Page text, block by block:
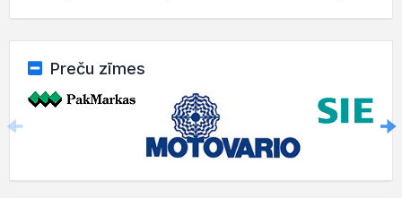
Preču zīmes